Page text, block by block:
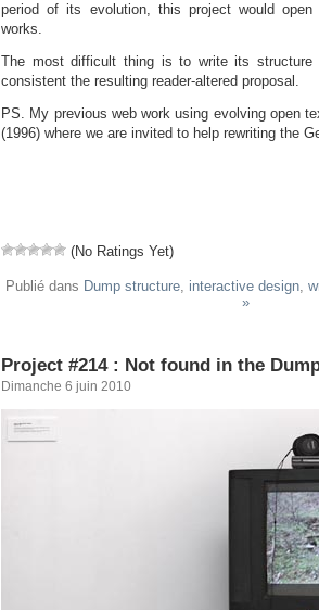
period of its evolution, this project would
works.
The most difficult thing is to write its
consistent the resulting reader-altered proposal.
PS. My previous web work using evolving open
(1996) where we are invited to help rewriting the
(No Ratings Yet)
Publié dans Dump structure, interactive design,
»
Project #214 : Not found in the
Dimanche 6 juin 2010